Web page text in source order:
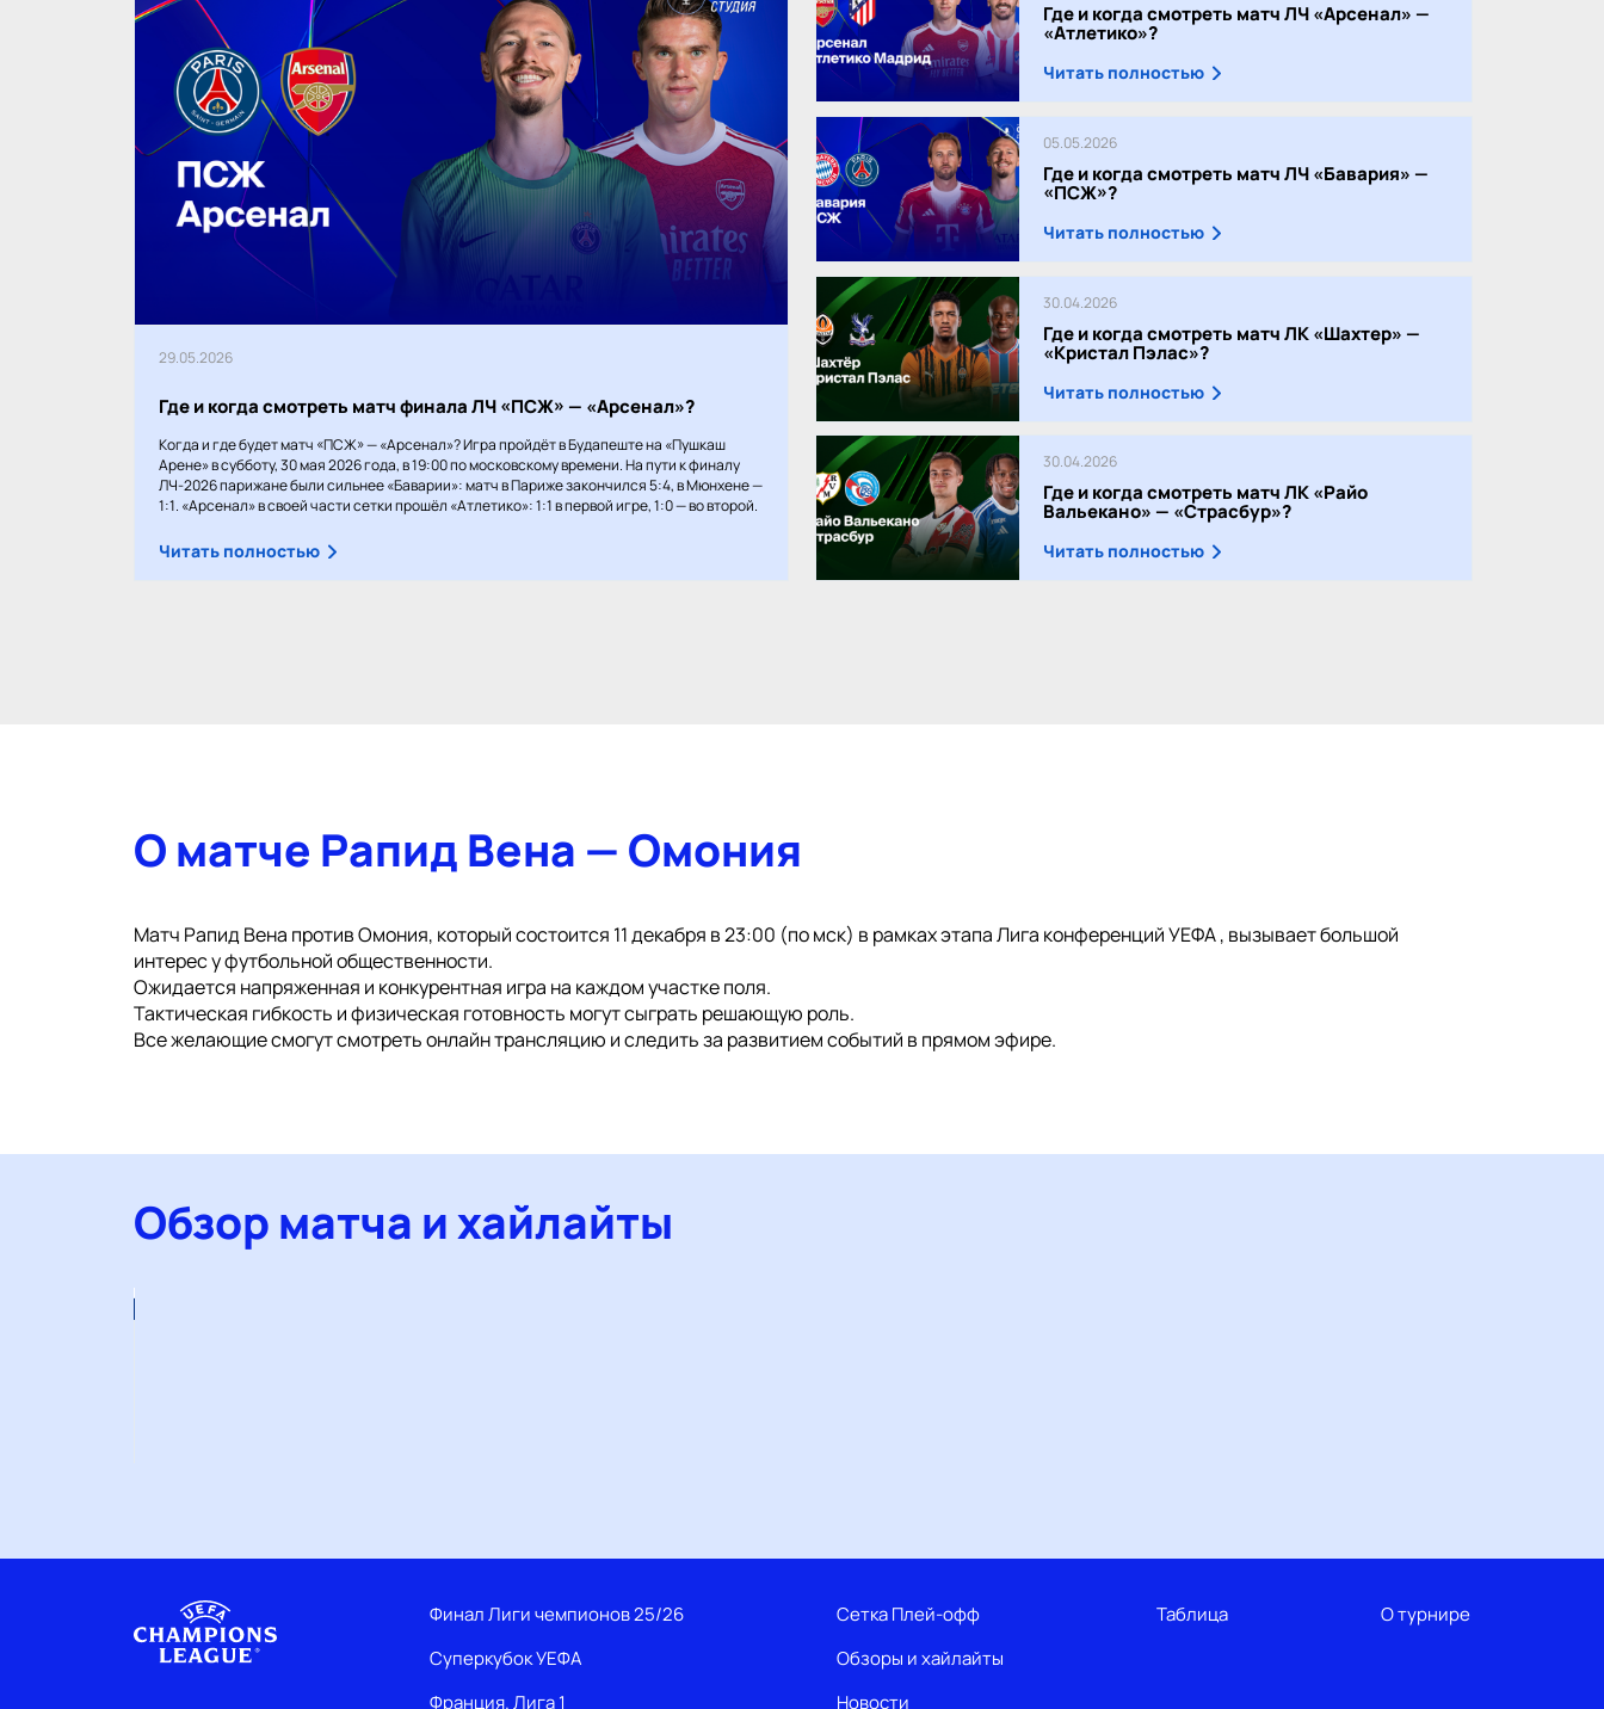
29.05.2026
Где и когда смотреть матч финала ЛЧ «ПСЖ» — «Арсенал»?
Когда и где будет матч «ПСЖ» — «Арсенал»? Игра пройдёт в Будапеште на «Пушкаш
Арене» в субботу, 30 мая 2026 года, в 19:00 по московскому времени. На пути к финалу
ЛЧ-2026 парижане были сильнее «Баварии»: матч в Париже закончился 5:4, в Мюнхене —
1:1. «Арсенал» в своей части сетки прошёл «Атлетико»: 1:1 в первой игре, 1:0 — во второй.
Читать полностью
Где и когда смотреть матч ЛЧ «Арсенал» —
«Атлетико»?
Читать полностью
05.05.2026
Где и когда смотреть матч ЛЧ «Бавария» —
«ПСЖ»?
Читать полностью
30.04.2026
Где и когда смотреть матч ЛК «Шахтер» —
«Кристал Пэлас»?
Читать полностью
30.04.2026
Где и когда смотреть матч ЛК «Райо
Вальекано» — «Страсбур»?
Читать полностью
О матче Рапид Вена — Омония
Матч Рапид Вена против Омония, который состоится 11 декабря в 23:00 (по мск) в рамках этапа Лига конференций УЕФА , вызывает большой
интерес у футбольной общественности.
Ожидается напряженная и конкурентная игра на каждом участке поля.
Тактическая гибкость и физическая готовность могут сыграть решающую роль.
Все желающие смогут смотреть онлайн трансляцию и следить за развитием событий в прямом эфире.
Обзор матча и хайлайты
Финал Лиги чемпионов 25/26
Суперкубок УЕФА
Франция. Лига 1
Сетка Плей-офф
Обзоры и хайлайты
Новости
Таблица О турнире